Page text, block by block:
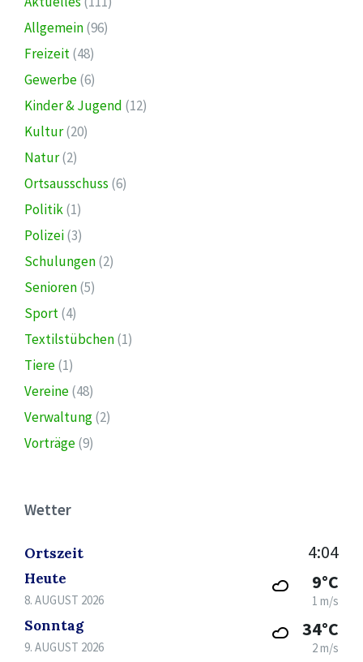
Allgemein(96)
Freizeit(48)
Gewerbe(6)
Kinder & Jugend (12)
Kultur(20)
Natur(2)
Ortsausschuss (6)
Politik(1)
Polizei(3)
Schulungen(2)
Senioren(5)
Sport(4)
Textilstübchen(1)
Tiere(1)
Vereine(48)
Verwaltung(2)
Vorträge(9)
Wetter
Ortszeit 4:04
Heute
8. AUGUST 2026
9°C
1 m/s
Sonntag
9. AUGUST 2026
34°C
2 m/s